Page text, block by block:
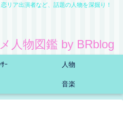
リア出演者など、話題の人物を深掘り！
人物図鑑 by BRblog
ｰ 人物
音楽